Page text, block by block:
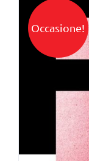
Occasione!